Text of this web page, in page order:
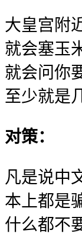
大皇宫附
就会塞玉
就会问你
至少就是
对策：
凡是说中
本上都是
什么都不